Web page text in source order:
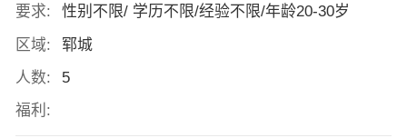
要求:
性别不限/ 学历不限/经验不限/年龄20-30岁
区域:
郓城
人数:
5
福利: